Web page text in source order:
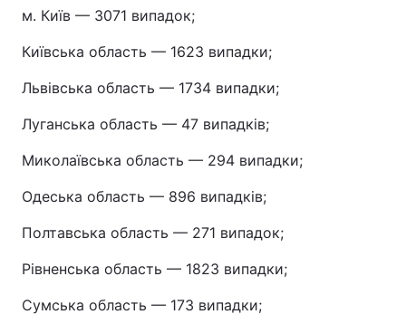
м. Київ — 3071 випадок;
Київська область — 1623 випадки;
Львівська область — 1734 випадки;
Луганська область — 47 випадків;
Миколаївська область — 294 випадки;
Одеська область — 896 випадків;
Полтавська область — 271 випадок;
Рівненська область — 1823 випадки;
Сумська область — 173 випадки;